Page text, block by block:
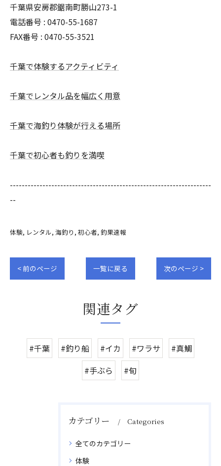
千葉県安房郡鋸南町勝山273-1
電話番号 : 0470-55-1687
FAX番号 : 0470-55-3521
千葉で体験するアクティビティ
千葉でレンタル品を幅広く用意
千葉で海釣り体験が行える場所
千葉で初心者も釣りを満喫
--------------------------------------------------------------------
--
体験 レンタル 海釣り 初心者 釣果速報
< 前のページ 一覧に戻る 次のページ >
関連タグ
#千葉 #釣り船 #イカ #ワラサ
#真鯛
#手ぶら
#旬
カテゴリー Categories
全てのカテゴリー
体験